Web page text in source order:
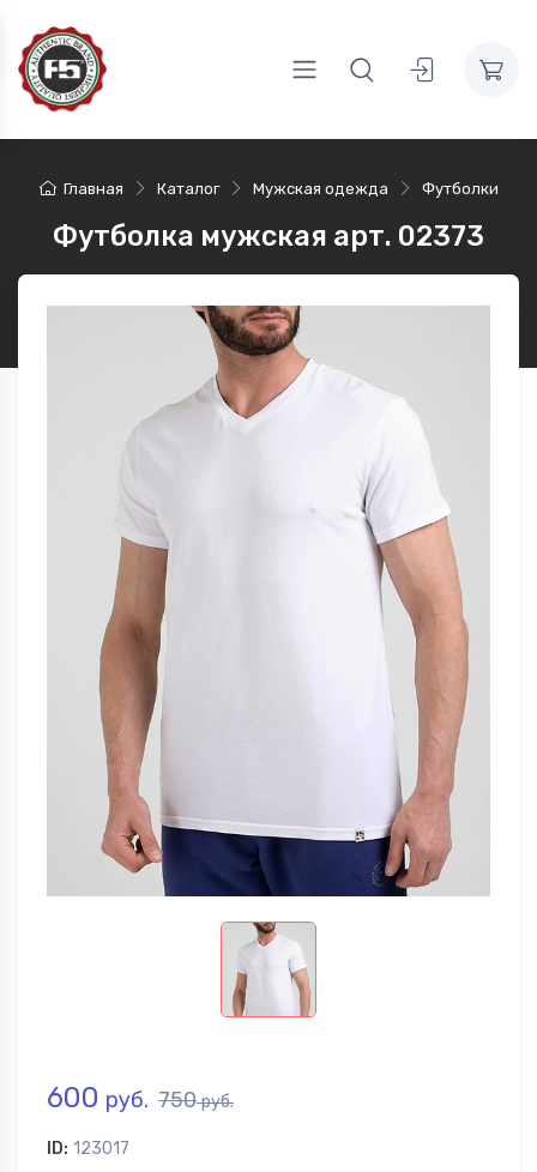
Главная Каталог Мужская одежда Футболки
Футболка мужская арт. 02373
600 руб. 750руб.
ID: 123017